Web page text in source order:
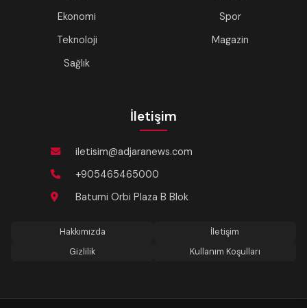
Ekonomi
Teknoloji
Sağlık
Spor
Magazin
İletişim
iletisim@adjaranews.com
+905465465000
Batumi Orbi Plaza B Blok
Hakkımızda
İletişim
Gizlilik
Kullanım Koşulları